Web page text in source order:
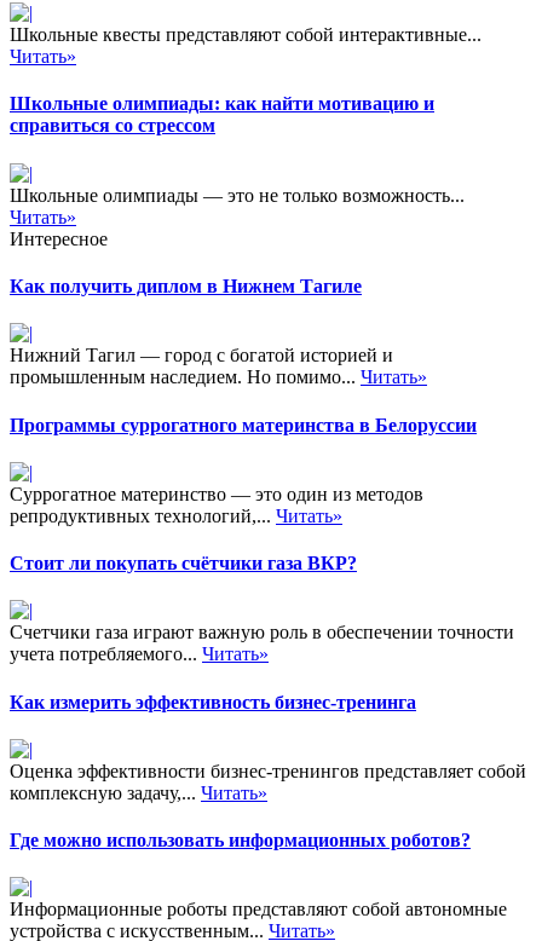
Школьные квесты представляют собой интерактивные...
Читать»
Школьные олимпиады: как найти мотивацию и
справиться со стрессом
Школьные олимпиады — это не только возможность...
Читать»
Интересное
Как получить диплом в Нижнем Тагиле
Нижний Тагил — город с богатой историей и
промышленным наследием. Но помимо... Читать»
Программы суррогатного материнства в Белорусcии
Суррогатное материнство — это один из методов
репродуктивных технологий,... Читать»
Стоит ли покупать счётчики газа ВКР?
Счетчики газа играют важную роль в обеспечении точности
учета потребляемого... Читать»
Как измерить эффективность бизнес-тренинга
Оценка эффективности бизнес-тренингов представляет собой
комплексную задачу,... Читать»
Где можно использовать информационных роботов?
Информационные роботы представляют собой автономные
устройства с искусственным... Читать»